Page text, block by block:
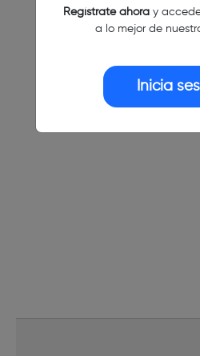
Regístrate ahoray
a lo mejor de
Inicia